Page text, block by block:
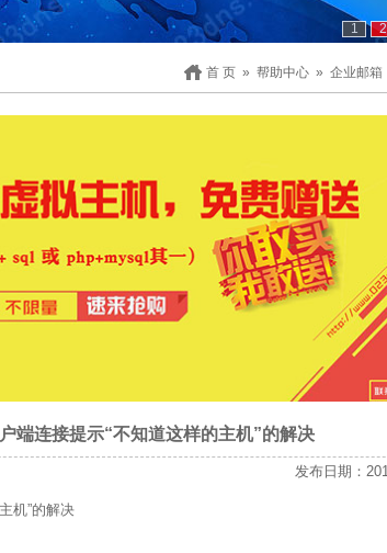
1 2
首 页 » 帮助中心 » 企业邮箱
端连接提示“不知道这样的主机”的解决
发布日期：
机”的解决